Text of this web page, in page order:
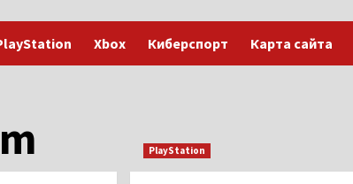
Xbox Киберспорт Карта сайта
PlayStation